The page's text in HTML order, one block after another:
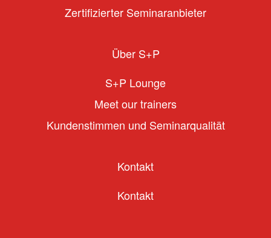
Zertifizierter Seminaranbieter
Über S+P
S+P Lounge
Meet our trainers
Kundenstimmen und Seminarqualität
Kontakt
Kontakt